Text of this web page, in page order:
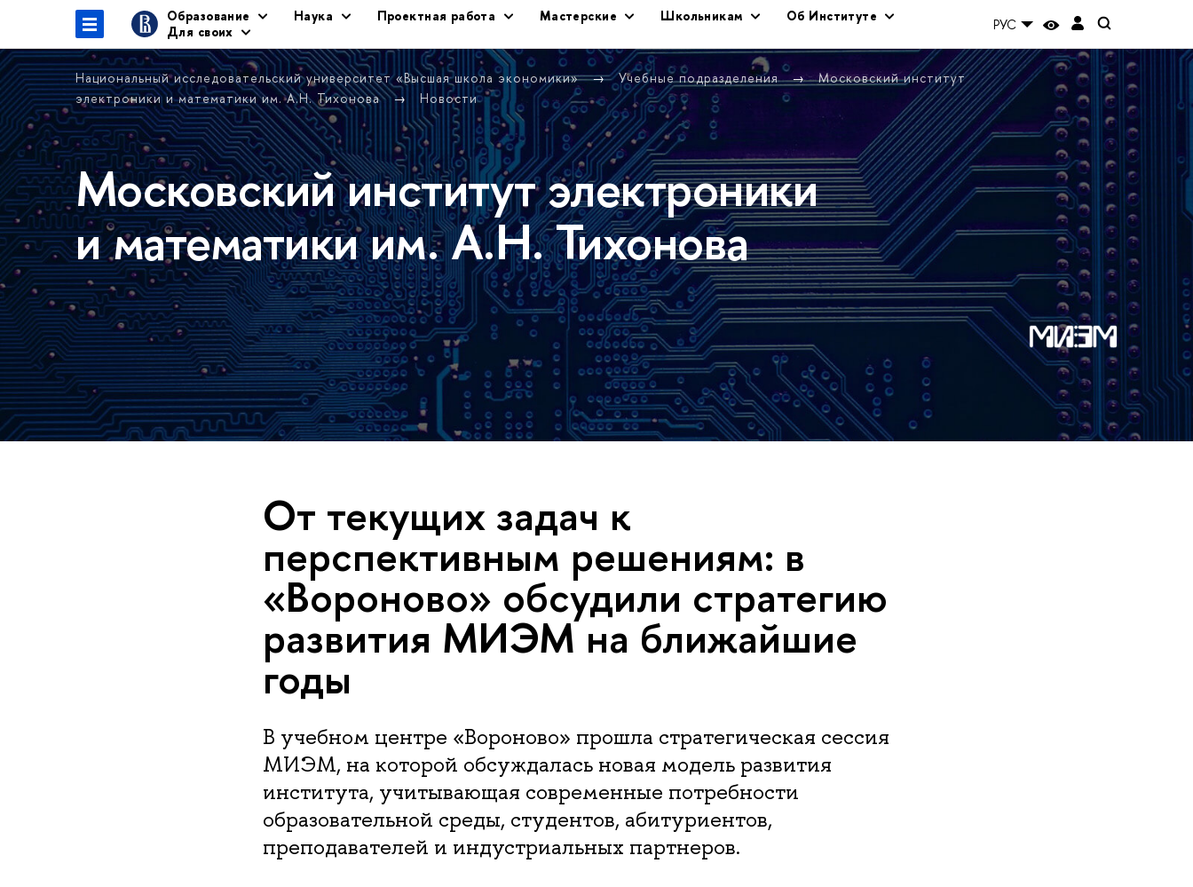
Образование Наука Проектная работа Мастерские Школьникам
Об Институте
Для своих
РУС
Национальный исследовательский университет «Высшая школа экономики» Учебные подразделения
Московский институт
электроники и математики им. А.Н. Тихонова
Новости
Московский институт электроники
и математики им. А.Н. Тихонова
От текущих задач к
перспективным решениям: в
«Вороново» обсудили стратегию
развития МИЭМ на ближайшие
годы
В учебном центре «Вороново» прошла стратегическая сессия
МИЭМ, на которой обсуждалась новая модель развития
института, учитывающая современные потребности
образовательной среды, студентов, абитуриентов,
преподавателей и индустриальных партнеров.